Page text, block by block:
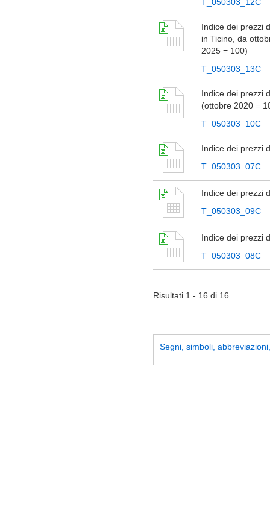
Indice dei prezzi
in Ticino, da
2025 = 100)
T_050303_13C
Indice dei prezzi
(ottobre 2020 =
T_050303_10C
Indice dei prezzi
T_050303_07C
Indice dei prezzi
T_050303_09C
Indice dei prezzi
T_050303_08C
Risultati 1 - 16 di 16
Segni, simboli,